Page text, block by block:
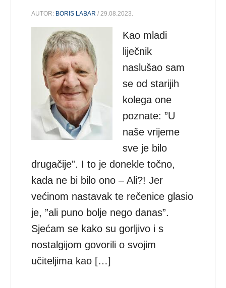
AUTOR: BORIS LABAR / 29.08.2023.
Kao mladi
liječnik
naslušao sam
se od starijih
kolega one
poznate: ”U
naše vrijeme
sve je bilo
drugačije”. I to je donekle točno,
kada ne bi bilo ono – Ali?! Jer
većinom nastavak te rečenice glasio
je, ”ali puno bolje nego danas”.
Sjećam se kako su gorljivo i s
nostalgijom govorili o svojim
učiteljima kao […]